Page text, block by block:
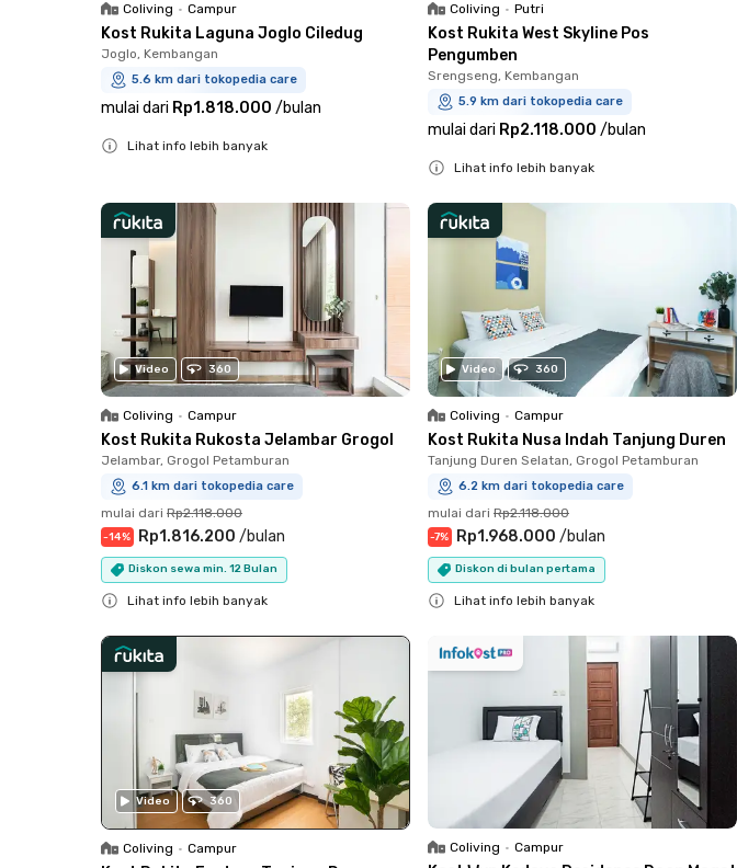
Coliving • Campur
Kost Rukita Laguna Joglo Ciledug
Joglo, Kembangan
5.6 km dari tokopedia care
mulai dari Rp1.818.000 /bulan
Lihat info lebih banyak
Coliving • Putri
Kost Rukita West Skyline Pos
Pengumben
Srengseng, Kembangan
5.9 km dari tokopedia care
mulai dari Rp2.118.000 /bulan
Lihat info lebih banyak
Video 360
Coliving • Campur
Kost Rukita Rukosta Jelambar Grogol
Jelambar, Grogol Petamburan
6.1 km dari tokopedia care
mulai dari Rp2.118.000
-14% Rp1.816.200 /bulan
Diskon sewa min. 12 Bulan
Lihat info lebih banyak
Video 360
Coliving • Campur
Kost Rukita Nusa Indah Tanjung Duren
Tanjung Duren Selatan, Grogol Petamburan
6.2 km dari tokopedia care
mulai dari Rp2.118.000
-7% Rp1.968.000 /bulan
Diskon di bulan pertama
Lihat info lebih banyak
Video 360
Coliving • Campur Coliving • Campur